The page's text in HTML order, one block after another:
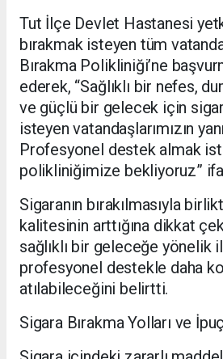
Tut İlçe Devlet Hastanesi
bırakmak isteyen tüm
Bırakma Polikliniği’ne
ederek, “Sağlıklı bir nefes,
ve güçlü bir gelecek için
isteyen vatandaşlarımızın
Profesyonel destek almak
polikliniğimize bekliyoruz”
Sigaranın bırakılmasıyla
kalitesinin arttığına dikkat
sağlıklı bir geleceğe yönelik
profesyonel destekle daha
atılabileceğini belirtti.
Sigara Bırakma Yolları ve